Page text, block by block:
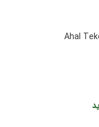
Ahal